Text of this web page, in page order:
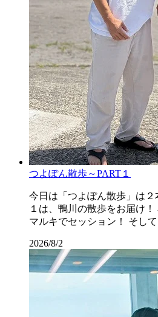
つよぽん散歩～PART１
今日は「つよぽん散歩」は
１は、鴨川の散歩をお届け！
マルキでセッション！ そし
2026/8/2